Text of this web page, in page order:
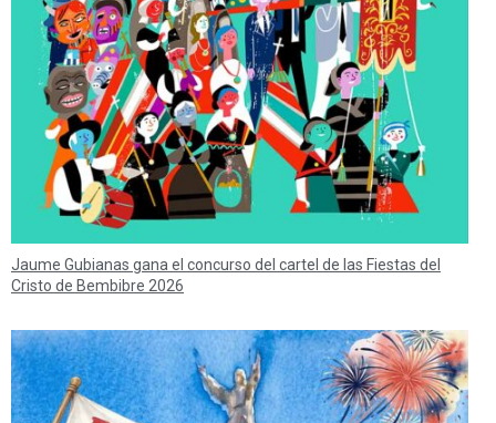
Jaume Gubianas gana el concurso del cartel de las Fiestas del
Cristo de Bembibre 2026